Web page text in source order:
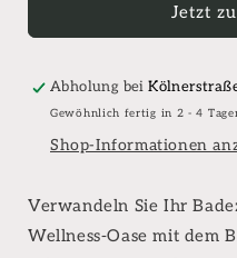
Mittelanschluss
Seitenanschluss
schwarz
matt
gebürstet
mit
schwarz
matt
Jetzt
Abholung bei
Gewöhnlich fertig in 2 - 4
Shop-Informationen
Verwandeln Sie Ihr
Wellness-Oase mit dem